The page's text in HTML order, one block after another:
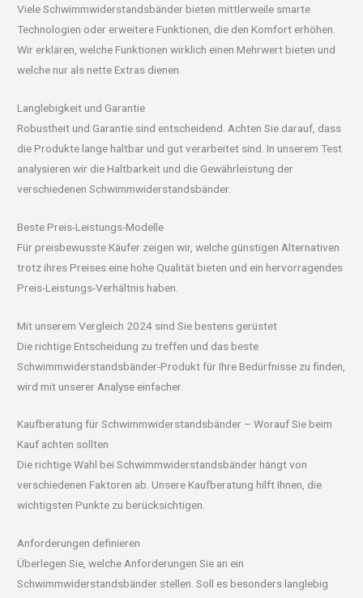
Viele Schwimmwiderstandsbänder bieten mittlerweile smarte
Technologien oder erweitere Funktionen, die den Komfort erhöhen.
Wir erklären, welche Funktionen wirklich einen Mehrwert bieten und
welche nur als nette Extras dienen.
Langlebigkeit und Garantie
Robustheit und Garantie sind entscheidend. Achten Sie darauf, dass
die Produkte lange haltbar und gut verarbeitet sind. In unserem Test
analysieren wir die Haltbarkeit und die Gewährleistung der
verschiedenen Schwimmwiderstandsbänder.
Beste Preis-Leistungs-Modelle
Für preisbewusste Käufer zeigen wir, welche günstigen Alternativen
trotz ihres Preises eine hohe Qualität bieten und ein hervorragendes
Preis-Leistungs-Verhältnis haben.
Mit unserem Vergleich 2024 sind Sie bestens gerüstet
Die richtige Entscheidung zu treffen und das beste
Schwimmwiderstandsbänder-Produkt für Ihre Bedürfnisse zu finden,
wird mit unserer Analyse einfacher.
Kaufberatung für Schwimmwiderstandsbänder – Worauf Sie beim
Kauf achten sollten
Die richtige Wahl bei Schwimmwiderstandsbänder hängt von
verschiedenen Faktoren ab. Unsere Kaufberatung hilft Ihnen, die
wichtigsten Punkte zu berücksichtigen.
Anforderungen definieren
Überlegen Sie, welche Anforderungen Sie an ein
Schwimmwiderstandsbänder stellen. Soll es besonders langlebig